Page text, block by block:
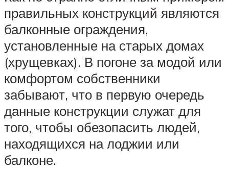
правильных конструкций являются
балконные ограждения,
установленные на старых домах
(хрущевках). В погоне за модой или
комфортом собственники
забывают, что в первую очередь
данные конструкции служат для
того, чтобы обезопасить людей,
находящихся на лоджии или
балконе.